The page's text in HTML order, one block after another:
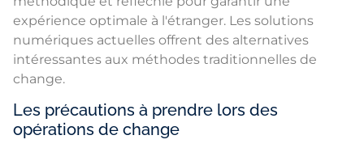
expérience optimale à l'étranger. Les solutions
numériques actuelles offrent des alternatives
intéressantes aux méthodes traditionnelles de
change.
Les précautions à prendre lors des
opérations de change